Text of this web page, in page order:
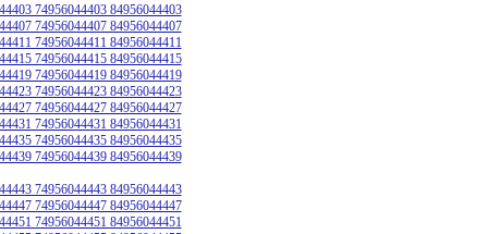
74956044403 84956044403
74956044407 84956044407
74956044411 84956044411
74956044415 84956044415
74956044419 84956044419
74956044423 84956044423
74956044427 84956044427
74956044431 84956044431
74956044435 84956044435
74956044439 84956044439
74956044443 84956044443
74956044447 84956044447
74956044451 84956044451